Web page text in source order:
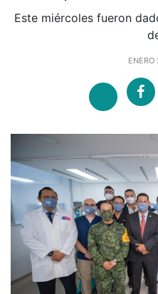
Este miércoles fueron